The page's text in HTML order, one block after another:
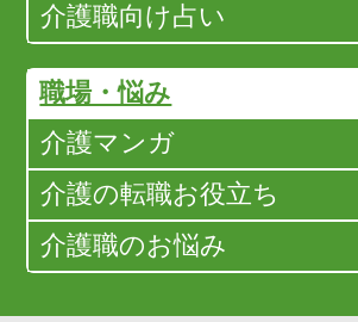
介護職向け占い
職場・悩み
介護マンガ
介護の転職お役立ち
介護職のお悩み